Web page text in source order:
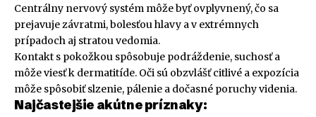
Centrálny nervový systém môže byť ovplyvnený, čo sa
prejavuje závratmi, bolesťou hlavy a v extrémnych
prípadoch aj stratou vedomia.
Kontakt s pokožkou spôsobuje podráždenie, suchosť a
môže viesť k dermatitíde. Oči sú obzvlášť citlivé a expozícia
môže spôsobiť slzenie, pálenie a dočasné poruchy videnia.
Najčastejšie akútne príznaky: